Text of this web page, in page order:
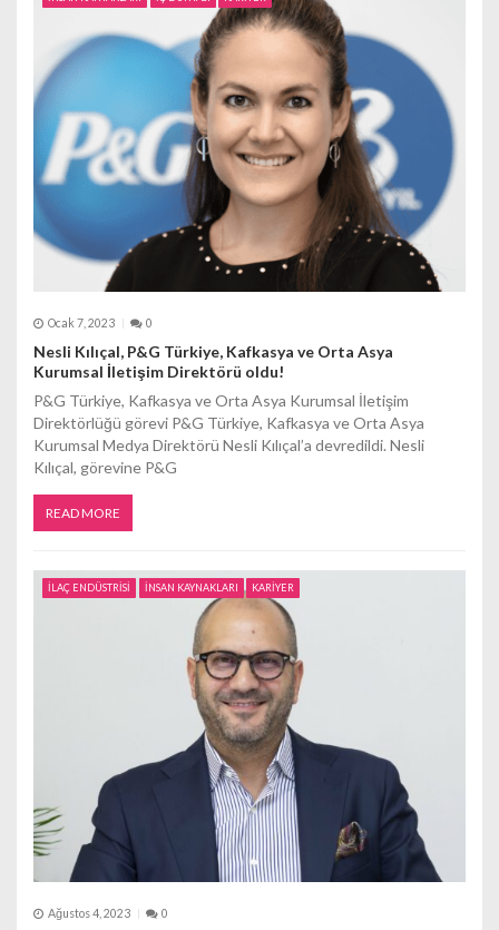
m
s
i
Ocak 7, 2023 0
Nesli Kılıçal, P&G Türkiye, Kafkasya ve Orta Asya
Kurumsal İletişim Direktörü oldu!
P&G Türkiye, Kafkasya ve Orta Asya Kurumsal İletişim
Direktörlüğü görevi P&G Türkiye, Kafkasya ve Orta Asya
Kurumsal Medya Direktörü Nesli Kılıçal’a devredildi. Nesli
Kılıçal, görevine P&G
READ MORE
İLAÇ ENDÜSTRİSİ İNSAN KAYNAKLARI KARİYER
Ağustos 4, 2023 0